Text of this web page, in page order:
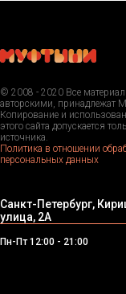
© 2008 - 2020 Все
авторскими, принадлежат
Копирование и
этого сайта допускается
источника.
Политика в отношении
персональных данных
Санкт-Петербург,
улица, 2А
Пн-Пт 12:00 - 21:00